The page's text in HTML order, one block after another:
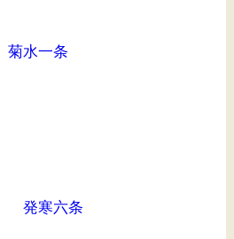
菊水一条
発寒六条